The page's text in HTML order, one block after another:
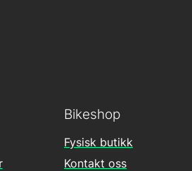
Bikeshop
Fysisk butikk
Kontakt oss